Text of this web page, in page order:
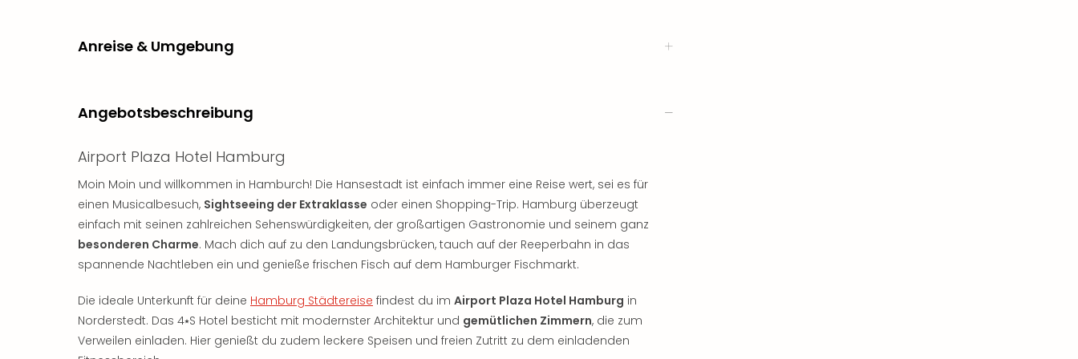
Anreise & Umgebung
Angebotsbeschreibung
Airport Plaza Hotel Hamburg
Moin Moin und willkommen in Hamburch! Die Hansestadt ist einfach immer eine Reise wert, sei es für
einen Musicalbesuch, Sightseeing der Extraklasse oder einen Shopping-Trip. Hamburg überzeugt
einfach mit seinen zahlreichen Sehenswürdigkeiten, der großartigen Gastronomie und seinem ganz
besonderen Charme. Mach dich auf zu den Landungsbrücken, tauch auf der Reeperbahn in das
spannende Nachtleben ein und genieße frischen Fisch auf dem Hamburger Fischmarkt.
Die ideale Unterkunft für deine Hamburg Städtereise findest du im Airport Plaza Hotel Hamburg in
Norderstedt. Das 4⭑S Hotel besticht mit modernster Architektur und gemütlichen Zimmern, die zum
Verweilen einladen. Hier genießt du zudem leckere Speisen und freien Zutritt zu dem einladenden